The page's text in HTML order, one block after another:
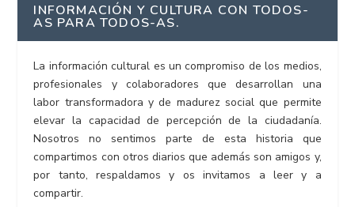
INFORMACIÓN Y CULTURA CON TODOS-
AS PARA TODOS-AS.
La información cultural es un compromiso de los medios,
profesionales y colaboradores que desarrollan una
labor transformadora y de madurez social que permite
elevar la capacidad de percepción de la ciudadanía.
Nosotros no sentimos parte de esta historia que
compartimos con otros diarios que además son amigos y,
por tanto, respaldamos y os invitamos a leer y a
compartir.